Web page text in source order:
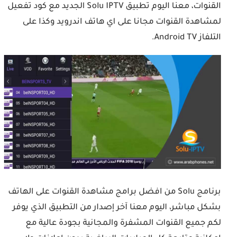
القنوات، معنا اليوم تطبيق Solu IPTV الجديد مع كود تفعيل
لمشاهدة القنوات مجانا على اي هاتف اندرويد وكذا على
التلفاز Android TV.
برنامج Solu من افضل برامج مشاهدة القنوات على الهاتف
بشكل مباشر، اليوم معنا آخر إصدار من التطبيق الذي يوفر
لكم جميع القنوات المشفرة والمجانية بجودة عالية مع